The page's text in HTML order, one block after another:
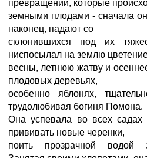
превращений, которые
земными плодами - сначала
наконец, падают со
склонившихся под их
ниспосылал на землю
весны, летнюю жатву и
плодовых деревьях,
особенно яблонях,
трудолюбивая богиня Помона.
Она успевала во всех садах
прививать новые черенки,
поить прозрачной водой